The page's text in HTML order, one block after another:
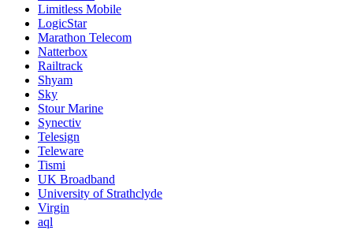
Limitless Mobile
LogicStar
Marathon Telecom
Natterbox
Railtrack
Shyam
Sky
Stour Marine
Synectiv
Telesign
Teleware
Tismi
UK Broadband
University of Strathclyde
Virgin
aql